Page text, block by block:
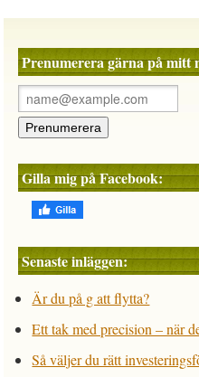
Prenumerera gärna på mitt
Gilla mig på Facebook:
Senaste inläggen:
Är du på g att flytta?
Ett tak med precision – när
Så väljer du rätt